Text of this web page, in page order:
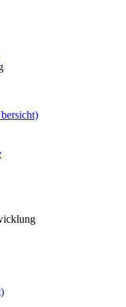
Dropdown